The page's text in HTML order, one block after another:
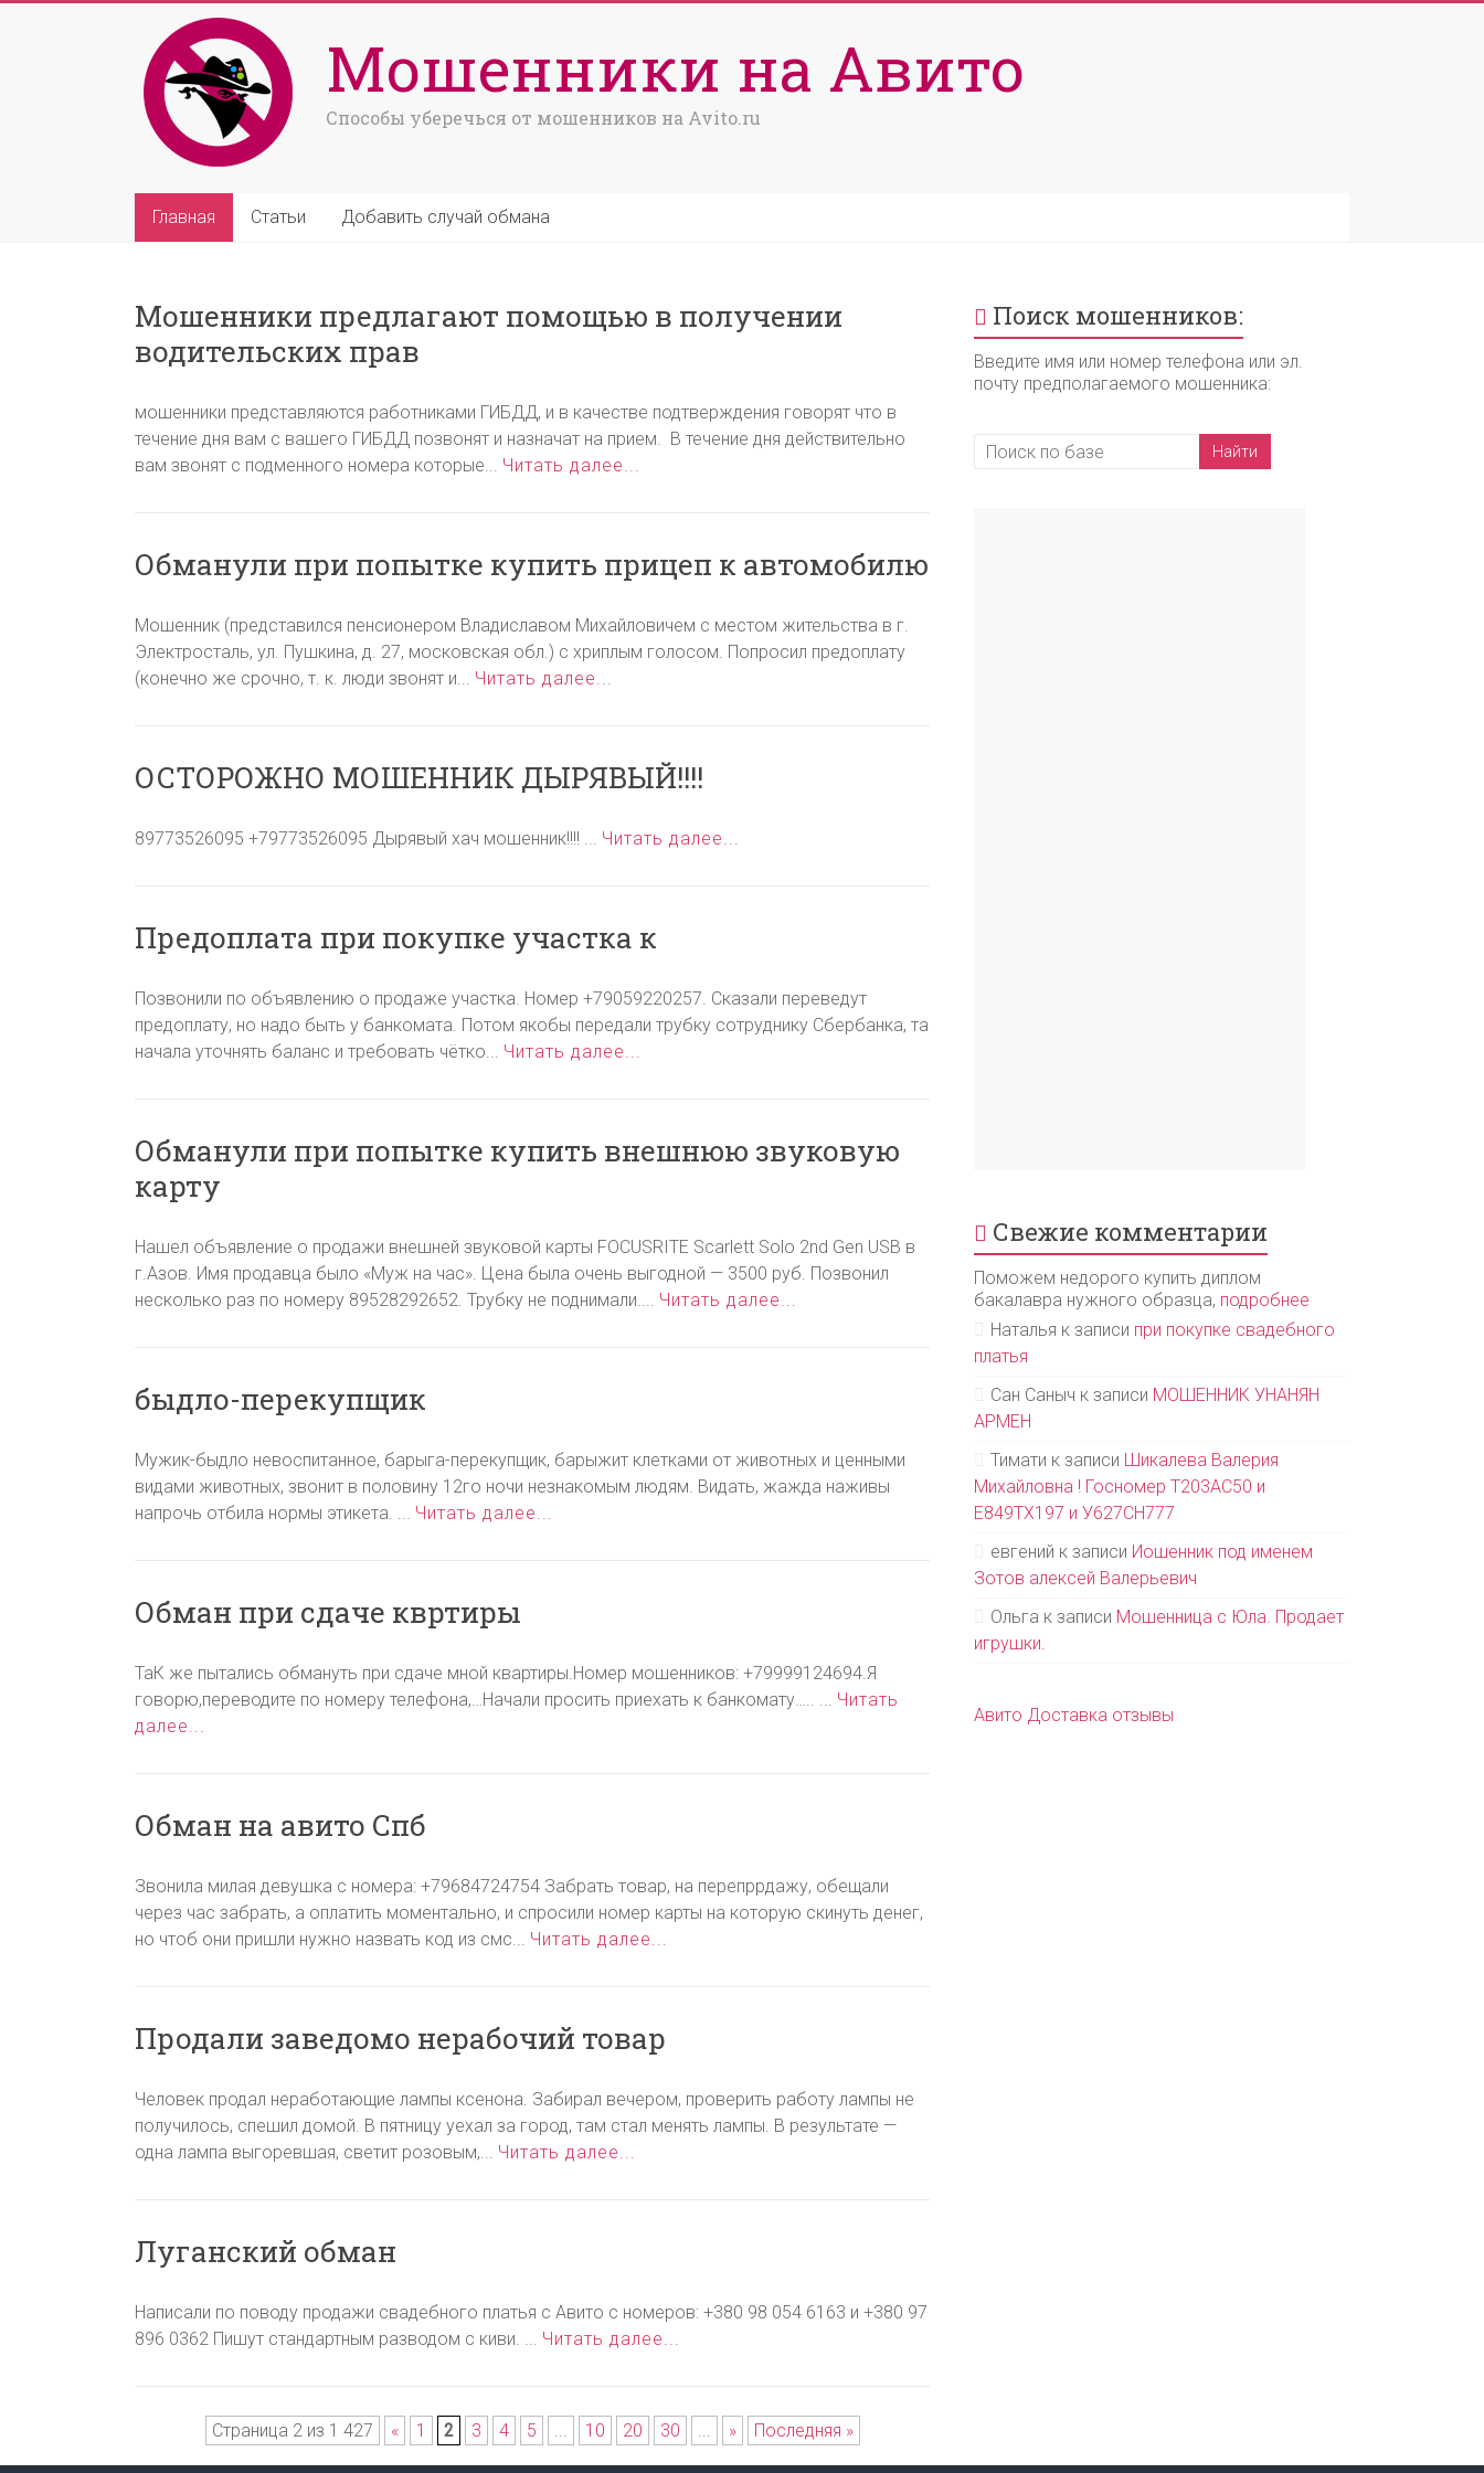
Мошенники на Авито
Способы уберечься от мошенников на Avito.ru
Главная Статьи Добавить случай обмана
Мошенники предлагают помощью в получении
водительских прав
мошенники представляются работниками ГИБДД, и в качестве подтверждения говорят что в
течение дня вам с вашего ГИБДД позвонят и назначат на прием. В течение дня действительно
вам звонят с подменного номера которые... Читать далее...
Обманули при попытке купить прицеп к автомобилю
Мошенник (представился пенсионером Владиславом Михайловичем с местом жительства в г.
Электросталь, ул. Пушкина, д. 27, московская обл.) с хриплым голосом. Попросил предоплату
(конечно же срочно, т. к. люди звонят и... Читать далее...
ОСТОРОЖНО МОШЕННИК ДЫРЯВЫЙ!!!!
89773526095 +79773526095 Дырявый хач мошенник!!!! ... Читать далее...
Предоплата при покупке участка к
Позвонили по объявлению о продаже участка. Номер +79059220257. Сказали переведут
предоплату, но надо быть у банкомата. Потом якобы передали трубку сотруднику Сбербанка, та
начала уточнять баланс и требовать чётко... Читать далее...
Обманули при попытке купить внешнюю звуковую
карту
Нашел объявление о продажи внешней звуковой карты FOCUSRITE Scarlett Solo 2nd Gen USB в
г.Азов. Имя продавца было «Муж на час». Цена была очень выгодной — 3500 руб. Позвонил
несколько раз по номеру 89528292652. Трубку не поднимали.... Читать далее...
быдло-перекупщик
Мужик-быдло невоспитанное, барыга-перекупщик, барыжит клетками от животных и ценными
видами животных, звонит в половину 12го ночи незнакомым людям. Видать, жажда наживы
напрочь отбила нормы этикета. ... Читать далее...
Обман при сдаче квртиры
ТаК же пытались обмануть при сдаче мной квартиры.Номер мошенников: +79999124694.Я
говорю,переводите по номеру телефона,…Начали просить приехать к банкомату….. ... Читать
далее...
Обман на авито Спб
Звонила милая девушка с номера: +79684724754 Забрать товар, на перепррдажу, обещали
через час забрать, а оплатить моментально, и спросили номер карты на которую скинуть денег,
но чтоб они пришли нужно назвать код из смс... Читать далее...
Продали заведомо нерабочий товар
Человек продал неработающие лампы ксенона. Забирал вечером, проверить работу лампы не
получилось, спешил домой. В пятницу уехал за город, там стал менять лампы. В результате —
одна лампа выгоревшая, светит розовым,... Читать далее...
Луганский обман
Написали по поводу продажи свадебного платья с Авито с номеров: +380 98 054 6163 и +380 97
896 0362 Пишут стандартным разводом с киви. ... Читать далее...
Страница 2 из 1 427 « 1 2 3 4 5 ... 10 20 30 ... » Последняя »
Поиск мошенников:
Введите имя или номер телефона или эл.
почту предполагаемого мошенника:
Свежие комментарии
Поможем недорого купить диплом
бакалавра нужного образца, подробнее
Наталья к записи при покупке свадебного
платья
Сан Саныч к записи МОШЕННИК УНАНЯН
АРМЕН
Тимати к записи Шикалева Валерия
Михайловна ! Госномер Т203АС50 и
Е849ТХ197 и У627СН777
евгений к записи Иошенник под именем
Зотов алексей Валерьевич
Ольга к записи Мошенница с Юла. Продает
игрушки.
Авито Доставка отзывы